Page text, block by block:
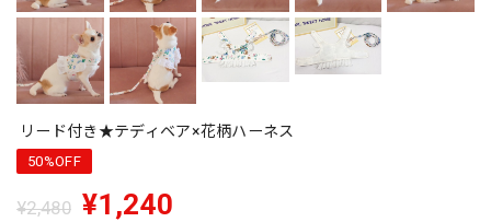
リード付き★テディベア×花柄ハーネス
50%OFF
¥2,480 ¥1,240